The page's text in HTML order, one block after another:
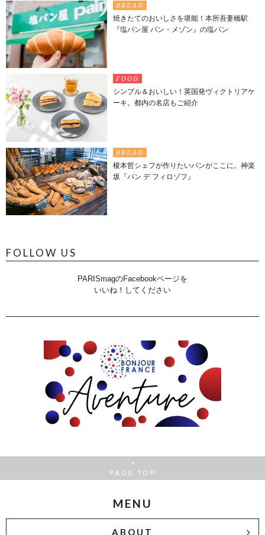
BREAD
焼きたてのおいしさを堪能！本所吾妻橋駅
『塩パン屋 パン・メゾン』の塩パン
FOOD
シンプル＆おいしい！英国発ヴィクトリアケ
ーキ。都内の名店もご紹介
BREAD
榎本哲シェフが作りたいパンがここに。神楽
坂『パン デ フィロゾフ』
FOLLOW US
PARISmagのFacebookページを
いいね！してください
PAGE TOP
MENU
ABOUT